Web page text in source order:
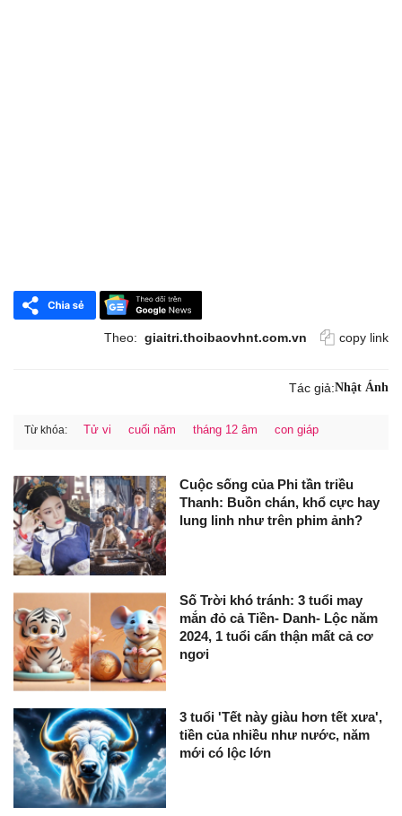
Theo: giaitri.thoibaovhnt.com.vn copy link
Tác giả:Nhật Ánh
Từ khóa: Tử vi cuối năm tháng 12 âm con giáp
Cuộc sống của Phi tần triều
Thanh: Buồn chán, khổ cực hay
lung linh như trên phim ảnh?
Số Trời khó tránh: 3 tuổi may
mắn đỏ cả Tiền- Danh- Lộc năm
2024, 1 tuổi cẩn thận mất cả cơ
ngơi
3 tuổi 'Tết này giàu hơn tết xưa',
tiền của nhiều như nước, năm
mới có lộc lớn